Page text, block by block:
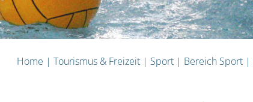
Home | Tourismus & Freizeit | Sport | Bereich Sport |